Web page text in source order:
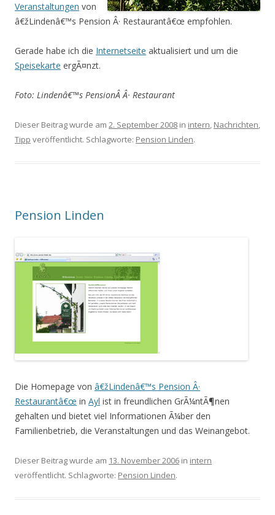
Veranstaltungen von
â€žLindenâ€™s Pension Â· Restaurantâ€œ empfohlen.
Gerade habe ich die Internetseite aktualisiert und um die
Speisekarte ergÃ¤nzt.
Foto: Lindenâ€™s PensionÂ Â· Restaurant
Dieser Beitrag wurde am 2. September 2008 in intern, Nachrichten,
Tipp veröffentlicht. Schlagworte: Pension Linden.
Pension Linden
Die Homepage von â€žLindenâ€™s Pension Â·
Restaurantâ€œ in Ayl ist in freundlichen GrÃ¼ntÃ¶nen
gehalten und bietet viel Informationen Ã¼ber den
Familienbetrieb, die Veranstaltungen und das Weinangebot.
Dieser Beitrag wurde am 13. November 2006 in intern
veröffentlicht. Schlagworte: Pension Linden.